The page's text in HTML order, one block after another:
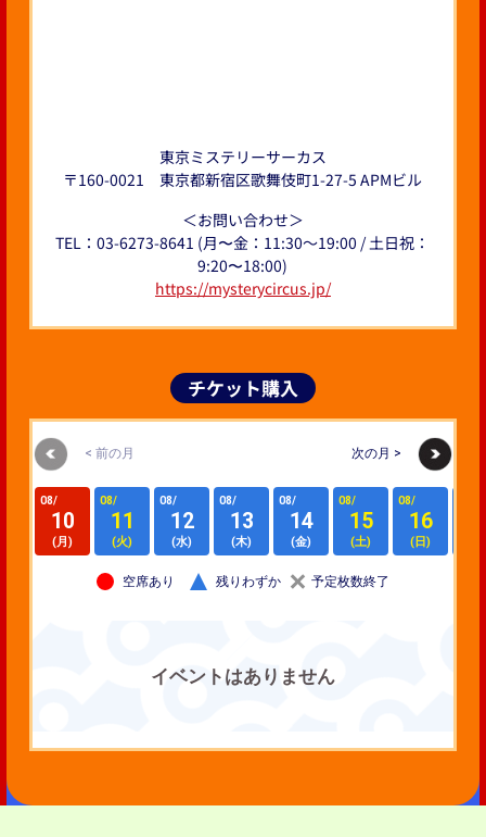
東京ミステリーサーカス
〒160-0021 東京都新宿区歌舞伎町1-27-5 APMビル
＜お問い合わせ＞
TEL：03-6273-8641 (月〜金：11:30～19:00 / 土日祝：
9:20〜18:00)
https://mysterycircus.jp/
チケット購入
< 前の月 次の月 >
08/
10
(月)
08/
11
(火)
08/
12
(水)
08/
13
(木)
08/
14
(金)
08/
15
(土)
08/
16
(日)
空席あり 残りわずか 予定枚数終了
イベントはありません